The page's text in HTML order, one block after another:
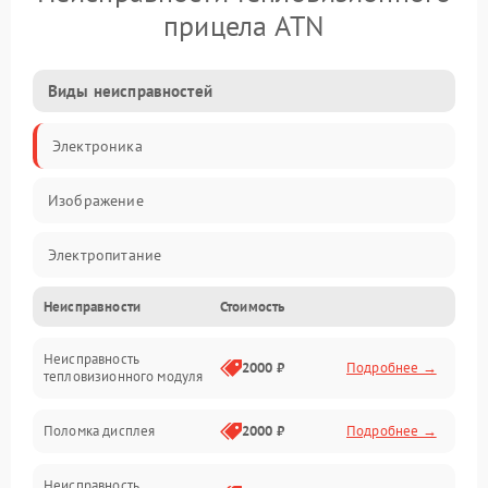
прицела ATN
Виды неисправностей
Электроника
Изображение
Электропитание
Измерения
Матрица
Неисправности Стоимость
Неисправность
тепловизионного модуля
2000 ₽ Подробнее →
Поломка дисплея 2000 ₽ Подробнее →